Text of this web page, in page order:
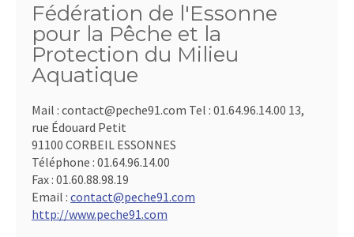
Fédération de l'Essonne
pour la Pêche et la
Protection du Milieu
Aquatique
Mail : contact@peche91.com Tel : 01.64.96.14.00 13,
rue Édouard Petit
91100 CORBEIL ESSONNES
Téléphone : 01.64.96.14.00
Fax : 01.60.88.98.19
Email : contact@peche91.com
http://www.peche91.com